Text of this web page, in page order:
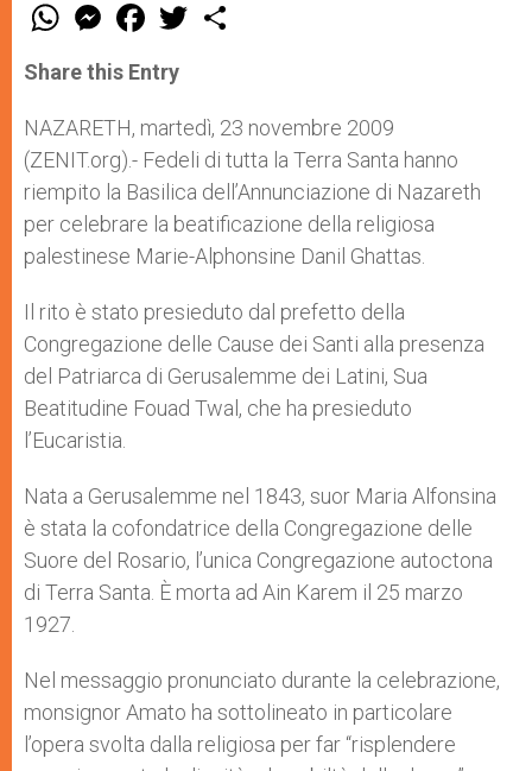
W
t
s
p
p
M
e
s
e
g
e
r
F
a
e
b
o
k
w
r
Share this Entry
NAZARETH, martedì, 23 novembre 2009
(ZENIT.org).- Fedeli di tutta la Terra Santa hanno
riempito la Basilica dell’Annunciazione di Nazareth
per celebrare la beatificazione della religiosa
palestinese Marie-Alphonsine Danil Ghattas.
Il rito è stato presieduto dal prefetto della
Congregazione delle Cause dei Santi alla presenza
del Patriarca di Gerusalemme dei Latini, Sua
Beatitudine Fouad Twal, che ha presieduto
l’Eucaristia.
Nata a Gerusalemme nel 1843, suor Maria Alfonsina
è stata la cofondatrice della Congregazione delle
Suore del Rosario, l’unica Congregazione autoctona
di Terra Santa. È morta ad Ain Karem il 25 marzo
1927.
Nel messaggio pronunciato durante la celebrazione,
monsignor Amato ha sottolineato in particolare
l’opera svolta dalla religiosa per far “risplendere